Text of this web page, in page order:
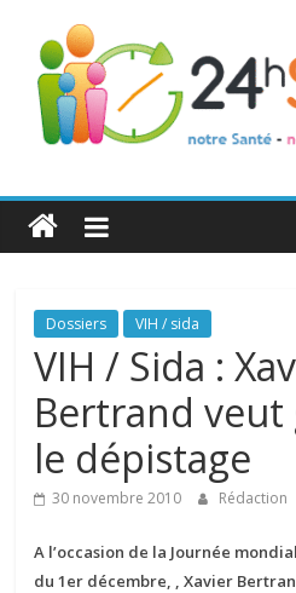
24h
Santé
La
santé
toute
famille
Dossiers VIH / sida
VIH / Sida :
Bertrand
le dépistage
30 novembre 2010 Rédaction
A l’occasion de la Journée
du 1er décembre, , Xavier